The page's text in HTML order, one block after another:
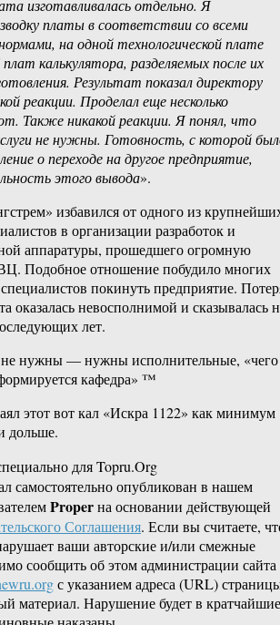
изготавливалась отдельно. Я
платы в соответствии со всеми
на одной технологической плате
калькулятора, разделяемых после их
Результат показал директору
реакции. Проделал еще несколько
Также никакой реакции. Я понял, что
не нужны. Готовность, с которой
о переходе на другое предприятие,
этого вывода».
избавился от одного из
в организации разработок и
аппаратуры, прошедшего огромную
Подобное отношение побудило многих
покинуть предприятие.
оказалась невосполнимой и сказывалась
лет.
нужны — нужны исполнительные, «чего
кафедра» ™
этот вот кал «Искра 1122» как минимум
дольше.
для Topru.Org
самостоятельно опубликован в нашем
Properна основании действующей
Соглашения. Если вы считаете,
ваши авторские и/или смежные
сообщить об этом администрации сайта
с указанием адреса (URL)
материал. Нарушение будет в кратчайшие